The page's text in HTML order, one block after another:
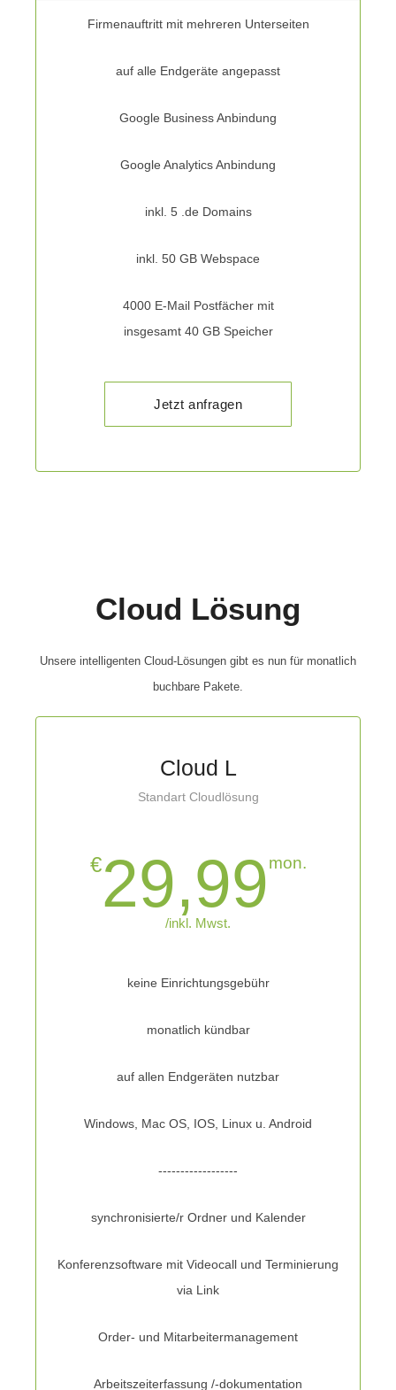
Firmenauftritt mit mehreren Unterseiten
auf alle Endgeräte angepasst
Google Business Anbindung
Google Analytics Anbindung
inkl. 5 .de Domains
inkl. 50 GB Webspace
4000 E-Mail Postfächer mit
insgesamt 40 GB Speicher
Jetzt anfragen
Cloud Lösung
Unsere intelligenten Cloud-Lösungen gibt es nun für monatlich
buchbare Pakete.
Cloud L
Standart Cloudlösung
€29,99mon.
/inkl. Mwst.
keine Einrichtungsgebühr
monatlich kündbar
auf allen Endgeräten nutzbar
Windows, Mac OS, IOS, Linux u. Android
------------------
synchronisierte/r Ordner und Kalender
Konferenzsoftware mit Videocall und Terminierung
via Link
Order- und Mitarbeitermanagement
Arbeitszeiterfassung /-dokumentation